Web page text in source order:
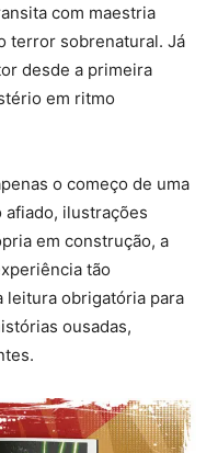
com maestria
terror sobrenatural. Já
desde a primeira
em ritmo
o começo de uma
afiado, ilustrações
em construção, a
tão
leitura obrigatória para
ousadas,